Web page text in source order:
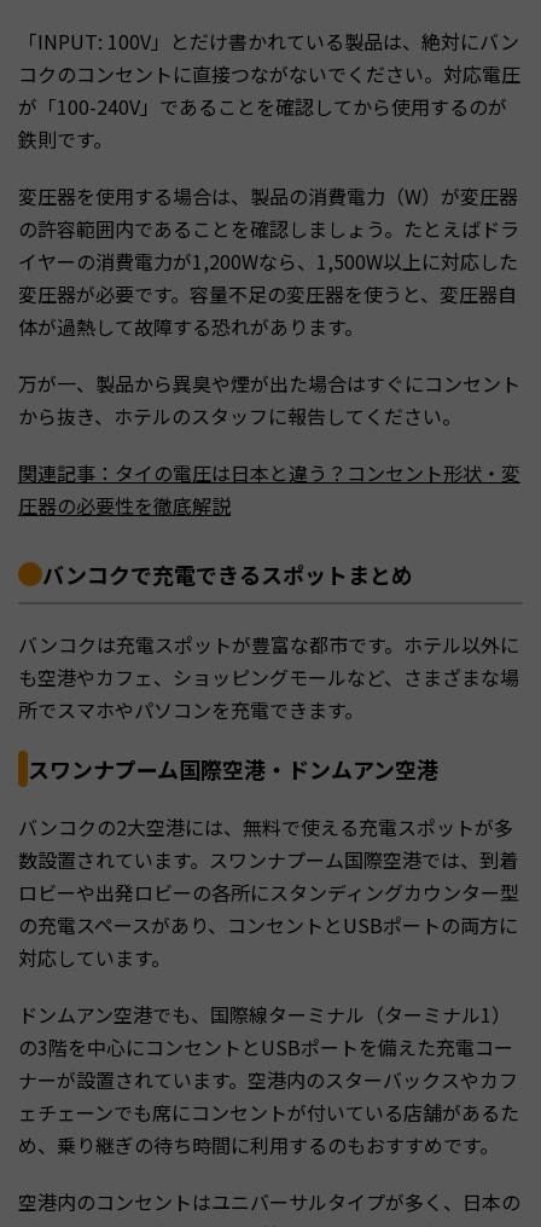
「INPUT: 100V」とだけ書かれている製品は、絶対にバン
コクのコンセントに直接つながないでください。対応電圧
が「100-240V」であることを確認してから使用するのが
鉄則です。
変圧器を使用する場合は、製品の消費電力（W）が変圧器
の許容範囲内であることを確認しましょう。たとえばドラ
イヤーの消費電力が1,200Wなら、1,500W以上に対応した
変圧器が必要です。容量不足の変圧器を使うと、変圧器自
体が過熱して故障する恐れがあります。
万が一、製品から異臭や煙が出た場合はすぐにコンセント
から抜き、ホテルのスタッフに報告してください。
関連記事：タイの電圧は日本と違う？コンセント形状・変
圧器の必要性を徹底解説
バンコクで充電できるスポットまとめ
バンコクは充電スポットが豊富な都市です。ホテル以外に
も空港やカフェ、ショッピングモールなど、さまざまな場
所でスマホやパソコンを充電できます。
スワンナプーム国際空港・ドンムアン空港
バンコクの2大空港には、無料で使える充電スポットが多
数設置されています。スワンナプーム国際空港では、到着
ロビーや出発ロビーの各所にスタンディングカウンター型
の充電スペースがあり、コンセントとUSBポートの両方に
対応しています。
ドンムアン空港でも、国際線ターミナル（ターミナル1）
の3階を中心にコンセントとUSBポートを備えた充電コー
ナーが設置されています。空港内のスターバックスやカフ
ェチェーンでも席にコンセントが付いている店舗があるた
め、乗り継ぎの待ち時間に利用するのもおすすめです。
空港内のコンセントはユニバーサルタイプが多く、日本の